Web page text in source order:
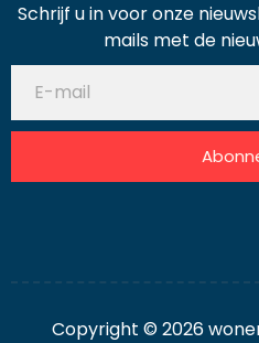
Schrijf u in voor onze
mails met de
Copyright © 2026